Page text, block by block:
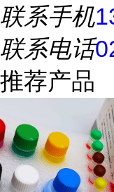
联系手机
联系电话
推荐产品